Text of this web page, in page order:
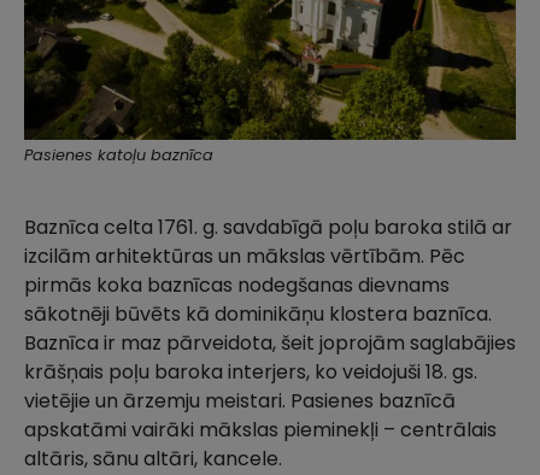
Pasienes katoļu baznīca
Baznīca celta 1761. g. savdabīgā poļu baroka stilā ar
izcilām arhitektūras un mākslas vērtībām. Pēc
pirmās koka baznīcas nodegšanas dievnams
sākotnēji būvēts kā dominikāņu klostera baznīca.
Baznīca ir maz pārveidota, šeit joprojām saglabājies
krāšņais poļu baroka interjers, ko veidojuši 18. gs.
vietējie un ārzemju meistari. Pasienes baznīcā
apskatāmi vairāki mākslas pieminekļi – centrālais
altāris, sānu altāri, kancele.